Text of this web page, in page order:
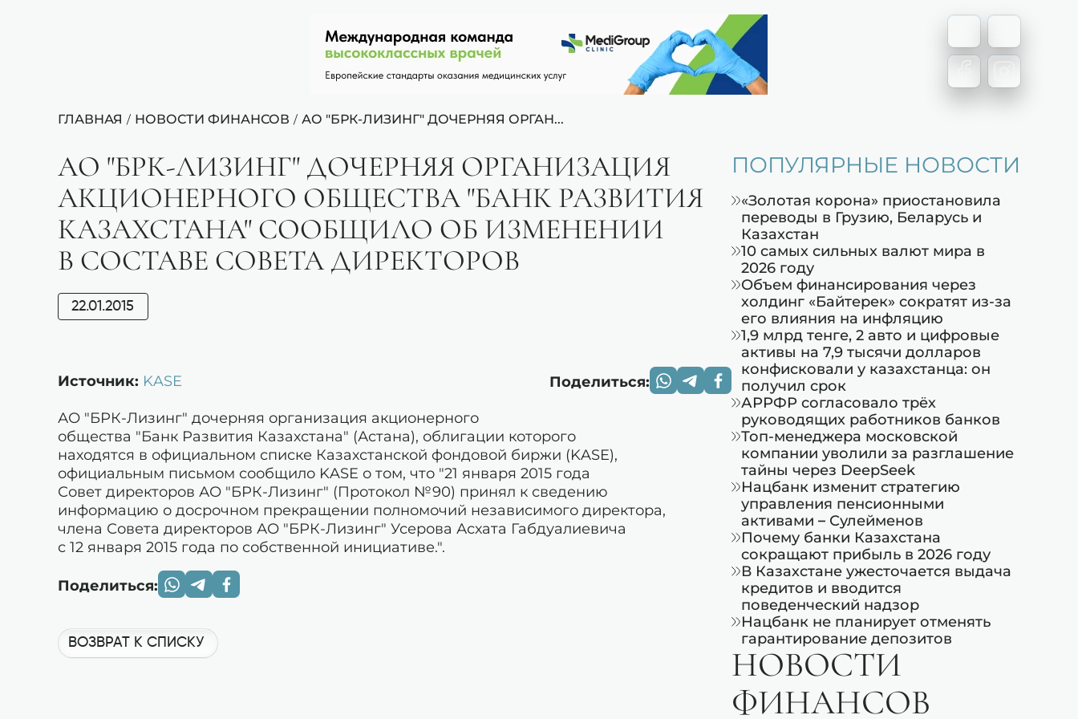
ГЛАВНАЯ / НОВОСТИ ФИНАНСОВ / АО "БРК-ЛИЗИНГ" ДОЧЕРНЯЯ ОРГАН...
АО "БРК-ЛИЗИНГ" ДОЧЕРНЯЯ ОРГАНИЗАЦИЯ
АКЦИОНЕРНОГО ОБЩЕСТВА "БАНК РАЗВИТИЯ
КАЗАХСТАНА" СООБЩИЛО ОБ ИЗМЕНЕНИИ
В СОСТАВЕ СОВЕТА ДИРЕКТОРОВ
22.01.2015
Источник: KASE Поделиться:
АО "БРК-Лизинг" дочерняя организация акционерного
общества "Банк Развития Казахстана" (Астана), облигации которого
находятся в официальном списке Казахстанской фондовой биржи (KASE),
официальным письмом сообщило KASE о том, что "21 января 2015 года
Совет директоров АО "БРК-Лизинг" (Протокол №90) принял к сведению
информацию о досрочном прекращении полномочий независимого директора,
члена Совета директоров АО "БРК-Лизинг" Усерова Асхата Габдуалиевича
с 12 января 2015 года по собственной инициативе.".
Поделиться:
ВОЗВРАТ К СПИСКУ
ПОПУЛЯРНЫЕ НОВОСТИ
«Золотая корона» приостановила
переводы в Грузию, Беларусь и
Казахстан
10 самых сильных валют мира в
2026 году
Объем финансирования через
холдинг «Байтерек» сократят из-за
его влияния на инфляцию
1,9 млрд тенге, 2 авто и цифровые
активы на 7,9 тысячи долларов
конфисковали у казахстанца: он
получил срок
АРРФР согласовало трёх
руководящих работников банков
Топ-менеджера московской
компании уволили за разглашение
тайны через DeepSeek
Нацбанк изменит стратегию
управления пенсионными
активами – Сулейменов
Почему банки Казахстана
сокращают прибыль в 2026 году
В Казахстане ужесточается выдача
кредитов и вводится
поведенческий надзор
Нацбанк не планирует отменять
гарантирование депозитов
НОВОСТИ
ФИНАНСОВ